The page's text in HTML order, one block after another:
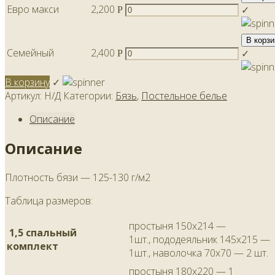
Евро макси 2,200 Р ✓
Семейный 2,400 Р
В
✓
В корзину ✓
Артикул: Н/Д Категории: Бязь, Постельное белье
Описание
Описание
Плотность бязи — 125-130 г/м2
Таблица размеров:
1,5 спальный
комплект
простыня 150х214 —
1шт., пододеяльник 145х215 —
1шт., наволочка 70х70 — 2 шт.
простыня 180х220 — 1